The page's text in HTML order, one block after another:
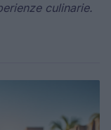
culinarie.